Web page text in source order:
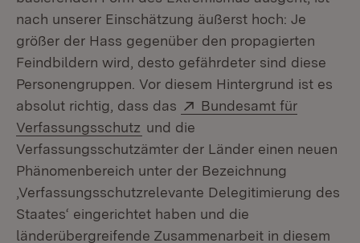
nach unserer Einschätzung äußerst hoch: Je
größer der Hass gegenüber den propagierten
Feindbildern wird, desto gefährdeter sind diese
Personengruppen. Vor diesem Hintergrund ist es
absolut richtig, dass das
Extern:
Bundesamt für
Verfassungsschutz (Öffnet in neuem Fenster)
und die
Verfassungsschutzämter der Länder einen neuen
Phänomenbereich unter der Bezeichnung
‚Verfassungsschutzrelevante Delegitimierung des
Staates‘ eingerichtet haben und die
länderübergreifende Zusammenarbeit in diesem